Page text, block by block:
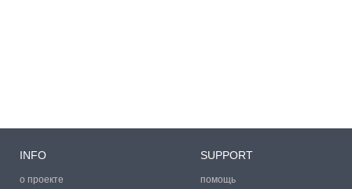
INFO
о проекте
SUPPORT
помощь